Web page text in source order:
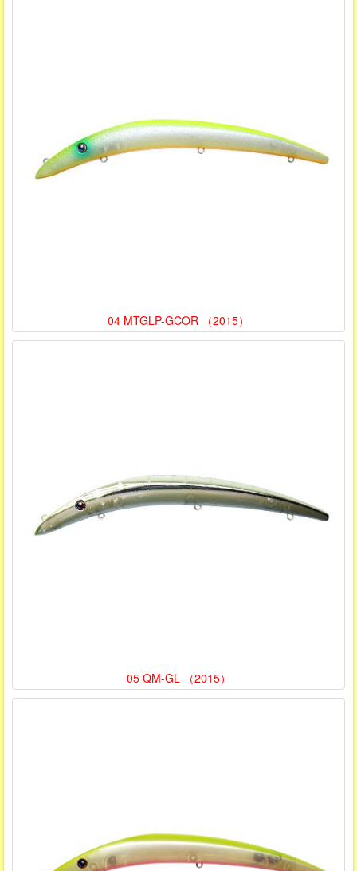
04 MTGLP-GCOR （2015）
05 QM-GL （2015）